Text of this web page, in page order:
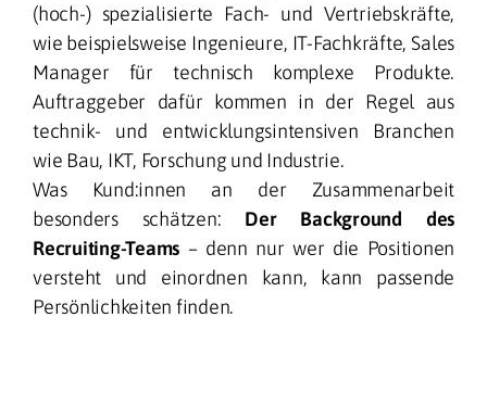
(hoch-) spezialisierte Fach- und Vertriebskräfte,
wie beispielsweise Ingenieure, IT-Fachkräfte, Sales
Manager für technisch komplexe Produkte.
Auftraggeber dafür kommen in der Regel aus
technik- und entwicklungsintensiven Branchen
wie Bau, IKT, Forschung und Industrie.
Was Kund:innen an der Zusammenarbeit
besonders schätzen: Der Background des
Recruiting-Teams – denn nur wer die Positionen
versteht und einordnen kann, kann passende
Persönlichkeiten finden.